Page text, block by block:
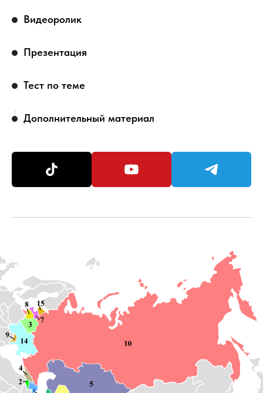
Видеоролик
Презентация
Тест по теме
Дополнительный материал